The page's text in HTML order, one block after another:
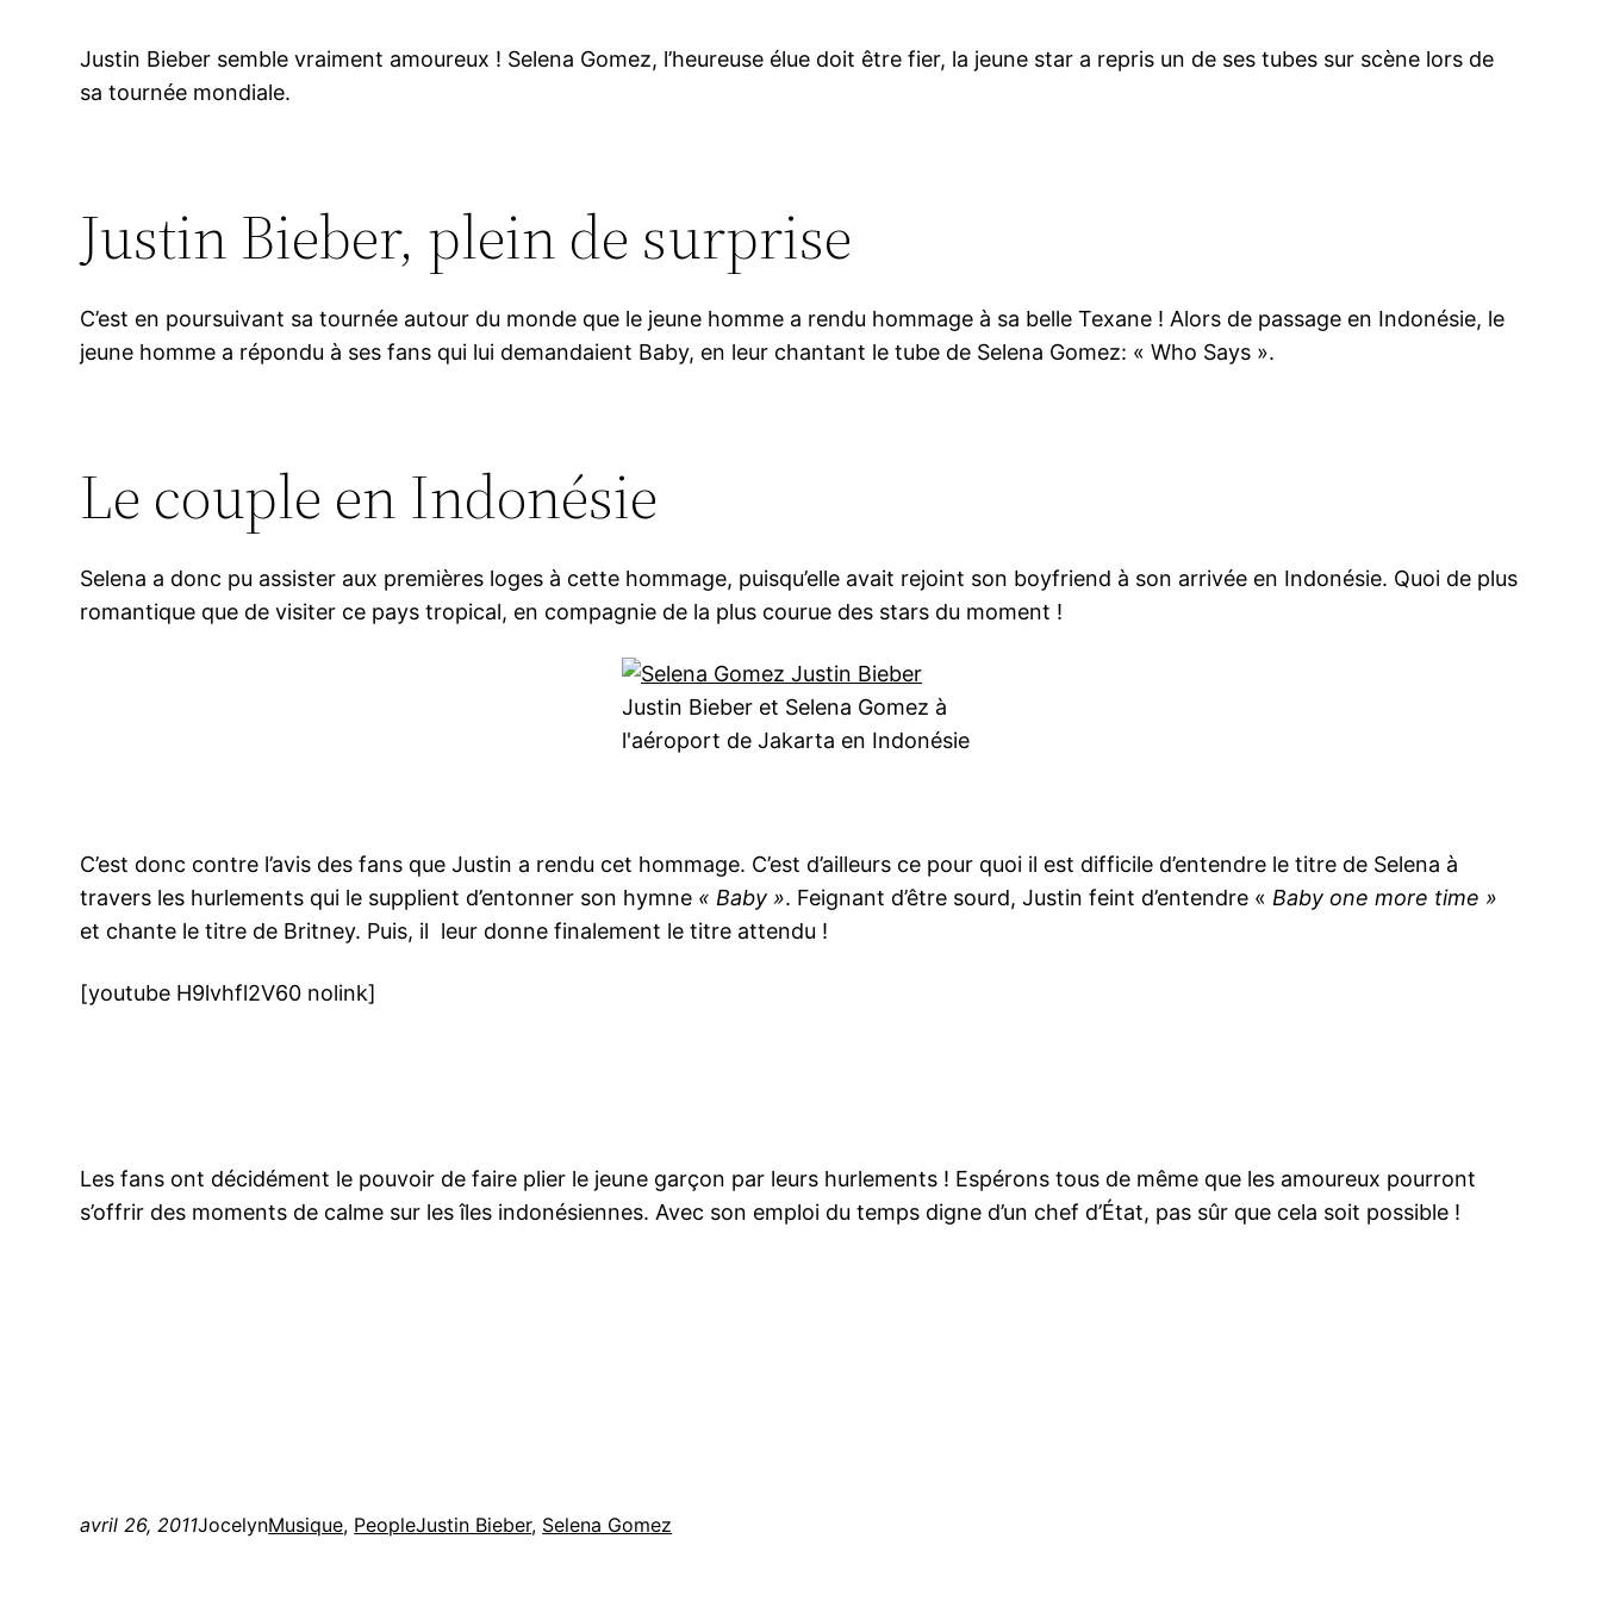
Justin Bieber semble vraiment amoureux ! Selena Gomez, l’heureuse élue doit être fier, la jeune star a repris un de ses tubes sur scène lors de
sa tournée mondiale.
Justin Bieber, plein de surprise
C’est en poursuivant sa tournée autour du monde que le jeune homme a rendu hommage à sa belle Texane ! Alors de passage en Indonésie, le
jeune homme a répondu à ses fans qui lui demandaient Baby, en leur chantant le tube de Selena Gomez: « Who Says ».
Le couple en Indonésie
Selena a donc pu assister aux premières loges à cette hommage, puisqu’elle avait rejoint son boyfriend à son arrivée en Indonésie. Quoi de plus
romantique que de visiter ce pays tropical, en compagnie de la plus courue des stars du moment !
Justin Bieber et Selena Gomez à
l'aéroport de Jakarta en Indonésie
C’est donc contre l’avis des fans que Justin a rendu cet hommage. C’est d’ailleurs ce pour quoi il est difficile d’entendre le titre de Selena à
travers les hurlements qui le supplient d’entonner son hymne « Baby ». Feignant d’être sourd, Justin feint d’entendre « Baby one more time »
et chante le titre de Britney. Puis, il leur donne finalement le titre attendu !
[youtube H9lvhfl2V60 nolink]
Les fans ont décidément le pouvoir de faire plier le jeune garçon par leurs hurlements ! Espérons tous de même que les amoureux pourront
s’offrir des moments de calme sur les îles indonésiennes. Avec son emploi du temps digne d’un chef d’État, pas sûr que cela soit possible !
avril 26, 2011JocelynMusique, PeopleJustin Bieber, Selena Gomez